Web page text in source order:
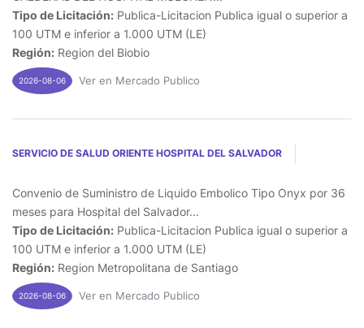
Tipo de Licitación: Publica-Licitacion Publica igual o superior a
100 UTM e inferior a 1.000 UTM (LE)
Región: Region del Biobio
2026-08-06 Ver en Mercado Publico
SERVICIO DE SALUD ORIENTE HOSPITAL DEL SALVADOR
Convenio de Suministro de Liquido Embolico Tipo Onyx por 36
meses para Hospital del Salvador...
Tipo de Licitación: Publica-Licitacion Publica igual o superior a
100 UTM e inferior a 1.000 UTM (LE)
Región: Region Metropolitana de Santiago
2026-08-06 Ver en Mercado Publico